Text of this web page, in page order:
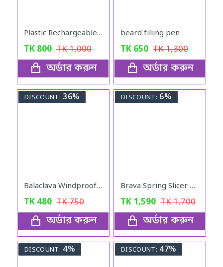
Plastic Rechargeable LED 3W Torch
TK 800 TK1,000
অর্ডার করুন
beard filling pen
TK 650 TK1,300
অর্ডার করুন
DISCOUNT: 36%
Balaclava Windproof Full Face Mask (Khaki)
TK 480 TK750
অর্ডার করুন
DISCOUNT: 6%
Brava Spring Slicer Vegetables Fruits Cutter
TK 1,590 TK1,700
অর্ডার করুন
DISCOUNT: 4% DISCOUNT: 47%